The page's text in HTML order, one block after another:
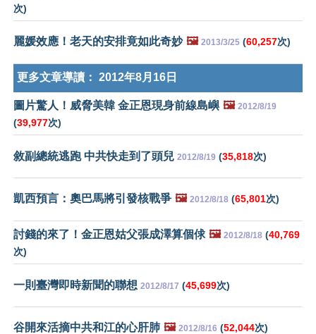
次)
麗媛效應！老天的安排竟如此奇妙 🖼️ 2013/3/25 (60,257次)
更多文章導讀： 2012年8月16日
圖片驚人！威脅美韓 金正恩現身前線島嶼 🖼️ 2012/8/19
(39,977次)
敘副總統逃跑 中共快走到了頭兒 2012/8/19 (35,818次)
凱西預言：奧巴馬將引發核戰爭 🖼️ 2012/8/18 (65,801次)
討錢的來了！金正恩姑父張成澤算個俅 🖼️ 2012/8/18 (40,769
次)
一則臺灣即時新聞的聯想 2012/8/17 (45,699次)
谷開來活摘中共和江的心肝肺 🖼️ 2012/8/16 (52,044次)